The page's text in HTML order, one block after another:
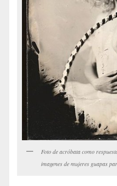
Foto de acróbata como
imagenes de mujeres guapas